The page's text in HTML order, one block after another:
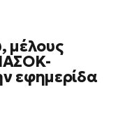
μέλους
εφημερίδα